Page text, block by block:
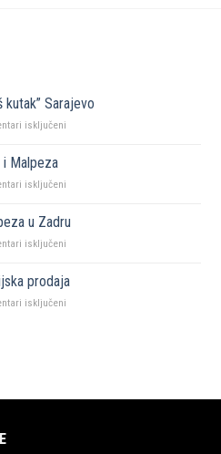
kutak” Sarajevo
isključeni
i Malpeza
isključeni
Malpeza
u Zadru
isključeni
Zadru
prodaja
isključeni